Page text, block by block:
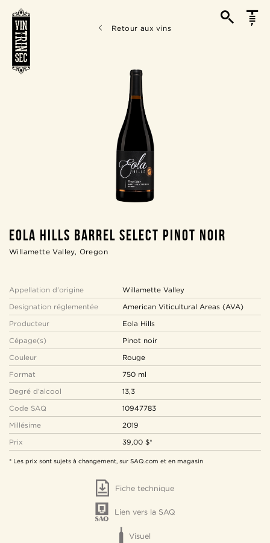
Retour aux vins
EOLA HILLS BARREL SELECT PINOT NOIR
Willamette Valley, Oregon
Appellation d’origine Willamette Valley
Designation réglementée American Viticultural Areas (AVA)
Producteur Eola Hills
Cépage(s) Pinot noir
Couleur Rouge
Format 750 ml
Degré d’alcool 13,3
Code SAQ 10947783
Millésime 2019
Prix 39,00 $*
* Les prix sont sujets à changement, sur SAQ.com et en magasin
Fiche technique
Lien vers la SAQ
Visuel